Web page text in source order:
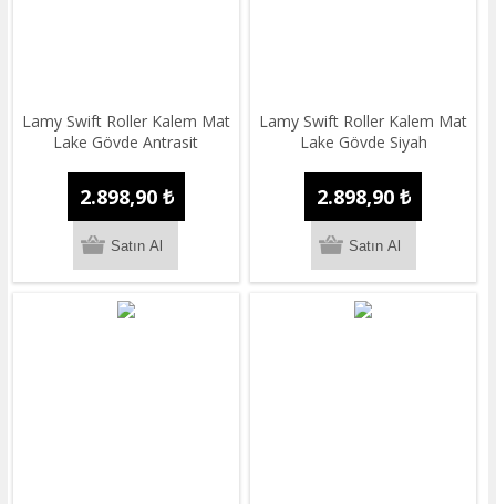
Lamy Swift Roller Kalem Mat
Lake Gövde Antrasit
2.898,90 ₺
Lamy Swift Roller Kalem Mat
Lake Gövde Siyah
2.898,90 ₺